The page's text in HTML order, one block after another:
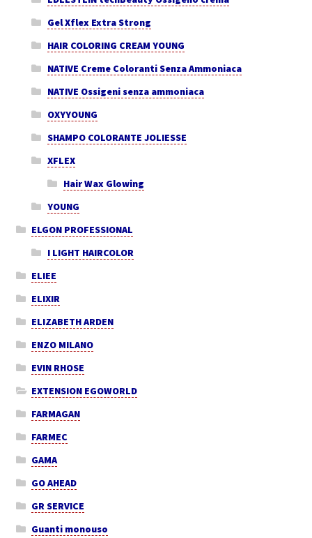
Gel Xflex Extra Strong
HAIR COLORING CREAM YOUNG
NATIVE Creme Coloranti Senza Ammoniaca
NATIVE Ossigeni senza ammoniaca
OXYYOUNG
SHAMPO COLORANTE JOLIESSE
XFLEX
Hair Wax Glowing
YOUNG
ELGON PROFESSIONAL
I LIGHT HAIRCOLOR
ELIEE
ELIXIR
ELIZABETH ARDEN
ENZO MILANO
EVIN RHOSE
EXTENSION EGOWORLD
FARMAGAN
FARMEC
GAMA
GO AHEAD
GR SERVICE
Guanti monouso